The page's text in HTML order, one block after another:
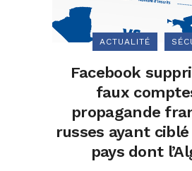
ACTUALITÉ
Facebook
faux
propagande
russes ayant
pays dont